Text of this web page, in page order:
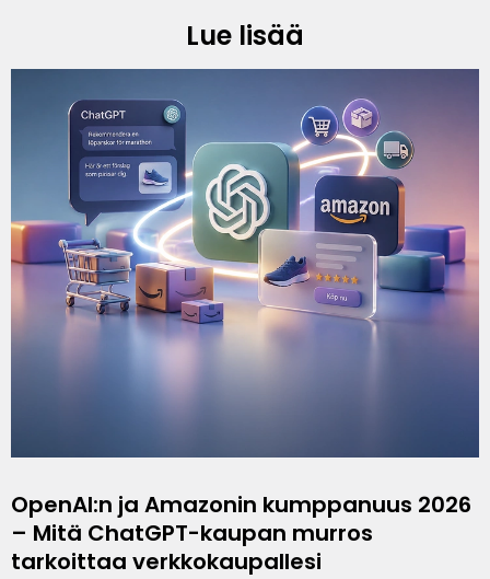
Lue lisää
OpenAI:n ja Amazonin kumppanuus 2026
– Mitä ChatGPT-kaupan murros
tarkoittaa verkkokaupallesi